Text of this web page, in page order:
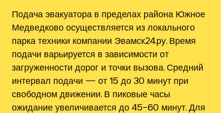
Подача эвакуатора в пределах района Южное
Медведково осуществляется из локального
парка техники компании Эвамск24.ру. Время
подачи варьируется в зависимости от
загруженности дорог и точки вызова. Средний
интервал подачи — от 15 до 30 минут при
свободном движении. В пиковые часы
ожидание увеличивается до 45–60 минут. Для